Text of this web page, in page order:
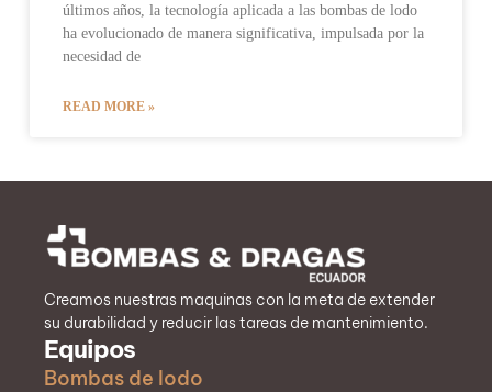
últimos años, la tecnología aplicada a las bombas de lodo
ha evolucionado de manera significativa, impulsada por la
necesidad de
READ MORE »
Creamos nuestras maquinas con la meta de extender
su durabilidad y reducir las tareas de mantenimiento.
Equipos
Bombas de lodo